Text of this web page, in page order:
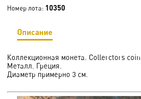
Номер лота: 10350
Описание
Коллекционная монета. Collerctors
Металл. Греция.
Диаметр примерно 3 см.